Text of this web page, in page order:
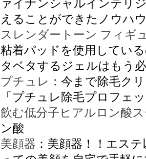
ァイナンシャルインテリ
えることができたノウハ
スレンダートーン フィギ
粘着パッドを使用してい
タベタするジェルはもう
プチュレ ：今まで除毛ク
「プチュレ除毛プロフェ
飲む低分子ヒアルロン酸
ン酸
美顔器 ：美顔器！！エス